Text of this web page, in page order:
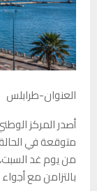
العنوان-طرابلس
أصدر المركز
متوقعة في الحالة
من يوم غد
بالتزامن مع أجواء